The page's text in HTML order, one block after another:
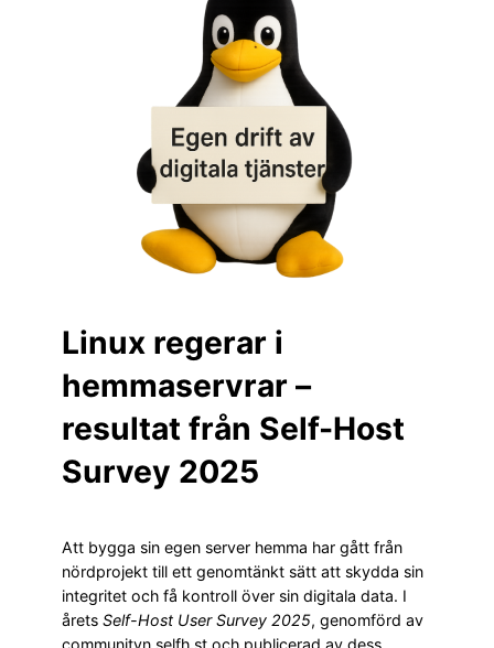
Linux regerar i
hemmaservrar –
resultat från Self-Host
Survey 2025
Att bygga sin egen server hemma har gått från
nördprojekt till ett genomtänkt sätt att skydda sin
integritet och få kontroll över sin digitala data. I
årets Self-Host User Survey 2025, genomförd av
communityn selfh.st och publicerad av dess